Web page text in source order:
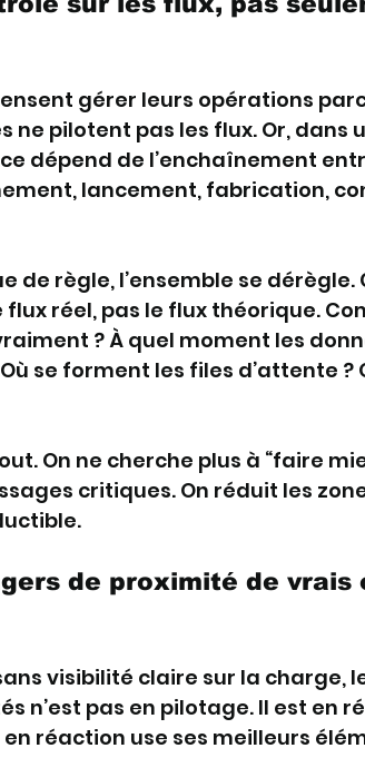
gérer leurs opérations
ne pilotent pas les flux. Or, dans
dépend de l’enchaînement
lancement, fabrication,
de règle, l’ensemble se dérègle.
réel, pas le flux théorique.
? À quel moment les
se forment les files d’attente ?
On ne cherche plus à “faire
critiques. On réduit les
de proximité de vrais
visibilité claire sur la charge,
n’est pas en pilotage. Il est en
réaction use ses meilleurs